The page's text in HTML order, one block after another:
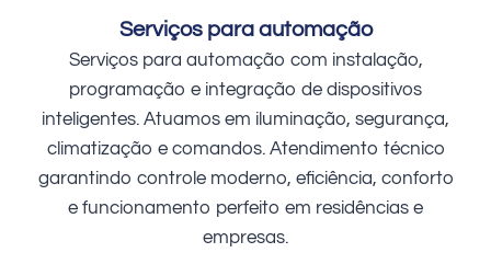
Serviços para automação
Serviços para automação com instalação,
programação e integração de dispositivos
inteligentes. Atuamos em iluminação, segurança,
climatização e comandos. Atendimento técnico
garantindo controle moderno, eficiência, conforto
e funcionamento perfeito em residências e
empresas.